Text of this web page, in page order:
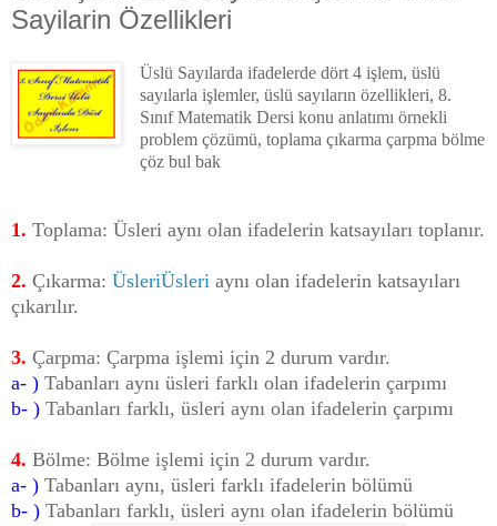
Sayilarin Özellikleri
Üslü Sayılarda ifadelerde dört 4 işlem, üslü
sayılarla işlemler, üslü sayıların özellikleri, 8.
Sınıf Matematik Dersi konu anlatımı örnekli
problem çözümü, toplama çıkarma çarpma bölme
çöz bul bak
1. Toplama: Üsleri aynı olan ifadelerin katsayıları toplanır.
2. Çıkarma: ÜsleriÜsleri aynı olan ifadelerin katsayıları
çıkarılır.
3. Çarpma: Çarpma işlemi için 2 durum vardır.
a- ) Tabanları aynı üsleri farklı olan ifadelerin çarpımı
b- ) Tabanları farklı, üsleri aynı olan ifadelerin çarpımı
4. Bölme: Bölme işlemi için 2 durum vardır.
a- ) Tabanları aynı, üsleri farklı ifadelerin bölümü
b- ) Tabanları farklı, üsleri aynı olan ifadelerin bölümü